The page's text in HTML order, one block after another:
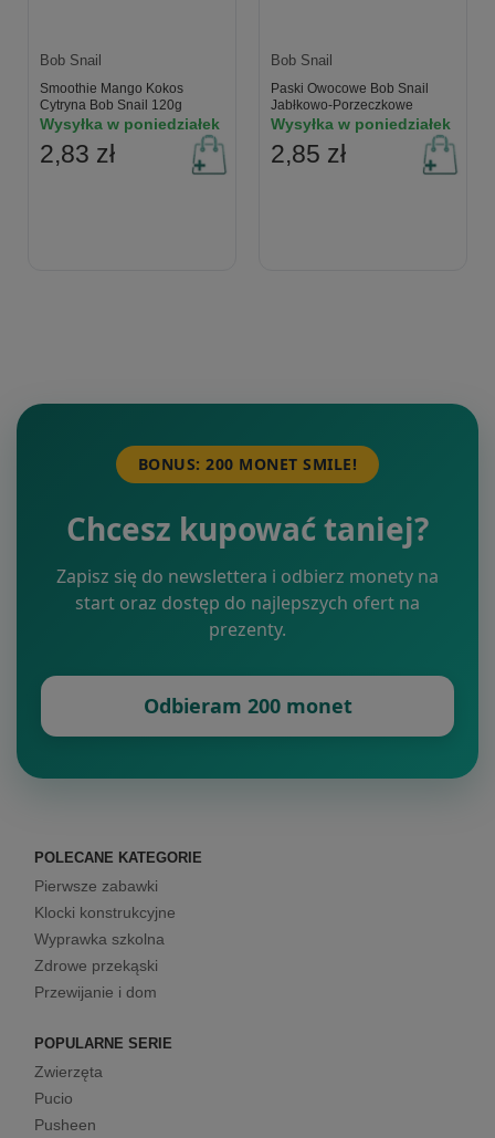
Bob Snail
Smoothie Mango Kokos
Cytryna Bob Snail 120g
Wysyłka w poniedziałek
2,83 zł
Bob Snail
Paski Owocowe Bob Snail
Jabłkowo-Porzeczkowe
Wysyłka w poniedziałek
2,85 zł
BONUS: 200 MONET SMILE!
Chcesz kupować taniej?
Zapisz się do newslettera i odbierz monety na
start oraz dostęp do najlepszych ofert na
prezenty.
Odbieram 200 monet
POLECANE KATEGORIE
Pierwsze zabawki
Klocki konstrukcyjne
Wyprawka szkolna
Zdrowe przekąski
Przewijanie i dom
POPULARNE SERIE
Zwierzęta
Pucio
Pusheen